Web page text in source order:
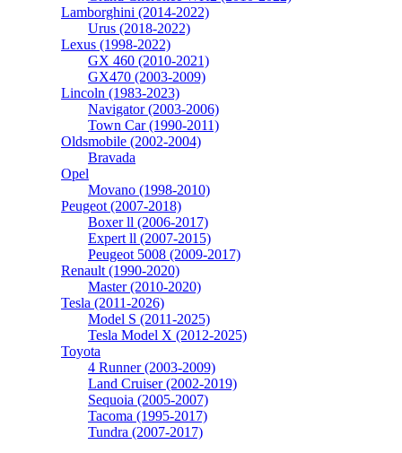
Lamborghini (2014-2022)
Urus (2018-2022)
Lexus (1998-2022)
GX 460 (2010-2021)
GX470 (2003-2009)
Lincoln (1983-2023)
Navigator (2003-2006)
Town Car (1990-2011)
Oldsmobile (2002-2004)
Bravada
Opel
Movano (1998-2010)
Peugeot (2007-2018)
Boxer ll (2006-2017)
Expert ll (2007-2015)
Peugeot 5008 (2009-2017)
Renault (1990-2020)
Master (2010-2020)
Tesla (2011-2026)
Model S (2011-2025)
Tesla Model X (2012-2025)
Toyota
4 Runner (2003-2009)
Land Cruiser (2002-2019)
Sequoia (2005-2007)
Tacoma (1995-2017)
Tundra (2007-2017)